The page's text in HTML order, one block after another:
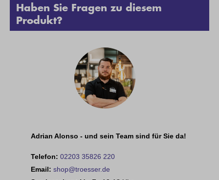
Haben Sie Fragen zu diesem
Produkt?
Adrian Alonso - und sein Team sind für Sie da!
Telefon: 02203 35826 220
Email: shop@troesser.de